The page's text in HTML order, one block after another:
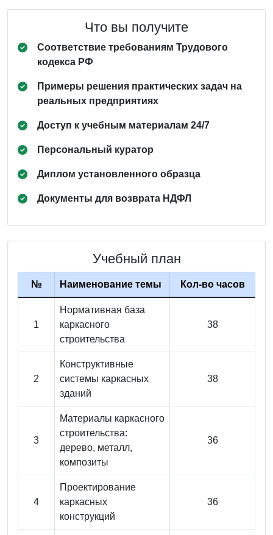
Что вы получите
Соответствие требованиям Трудового
кодекса РФ
Примеры решения практических задач на
реальных предприятиях
Доступ к учебным материалам 24/7
Персональный куратор
Диплом установленного образца
Документы для возврата НДФЛ
Учебный план
№ Наименование темы Кол-во часов
1
Нормативная база
каркасного
строительства
38
2
Конструктивные
системы каркасных
зданий
38
3
Материалы каркасного
строительства:
дерево, металл,
композиты
36
4
Проектирование
каркасных
конструкций
36